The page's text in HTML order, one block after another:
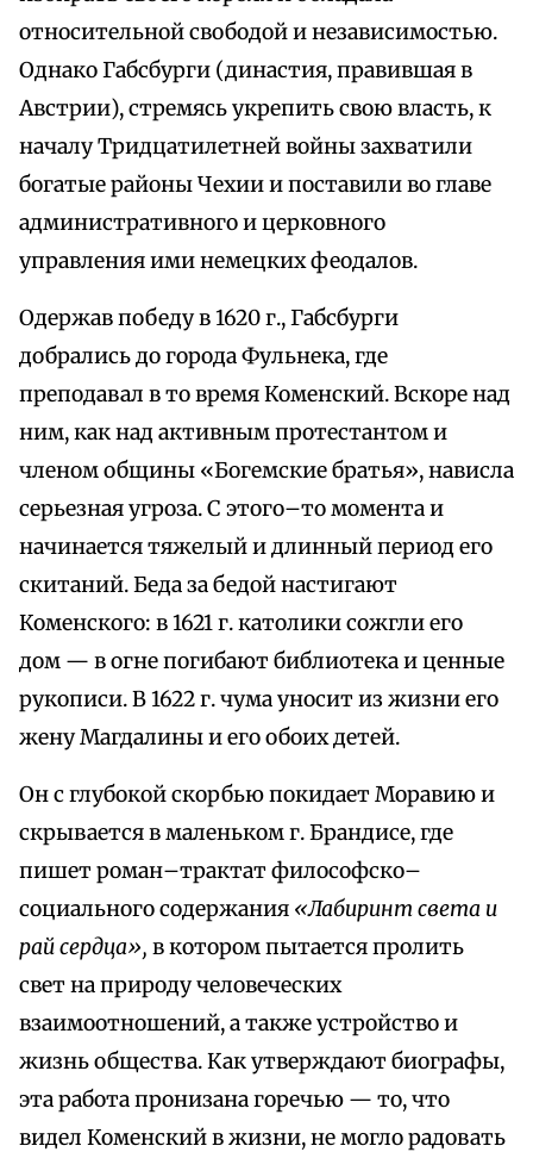
относительной свободой и независимостью.
Однако Габсбурги (династия, правившая в
Австрии), стремясь укрепить свою власть, к
началу Тридцатилетней войны захватили
богатые районы Чехии и поставили во главе
административного и церковного
управления ими немецких феодалов.
Одержав победу в 1620 г., Габсбурги
добрались до города Фульнека, где
преподавал в то время Коменский. Вскоре над
ним, как над активным протестантом и
членом общины «Богемские братья», нависла
серьезная угроза. С этого–то момента и
начинается тяжелый и длинный период его
скитаний. Беда за бедой настигают
Коменского: в 1621 г. католики сожгли его
дом — в огне погибают библиотека и ценные
рукописи. В 1622 г. чума уносит из жизни его
жену Магдалины и его обоих детей.
Он с глубокой скорбью покидает Моравию и
скрывается в маленьком г. Брандисе, где
пишет роман–трактат философско–
социального содержания «Лабиринт света и
рай сердца», в котором пытается пролить
свет на природу человеческих
взаимоотношений, а также устройство и
жизнь общества. Как утверждают биографы,
эта работа пронизана горечью — то, что
видел Коменский в жизни, не могло радовать